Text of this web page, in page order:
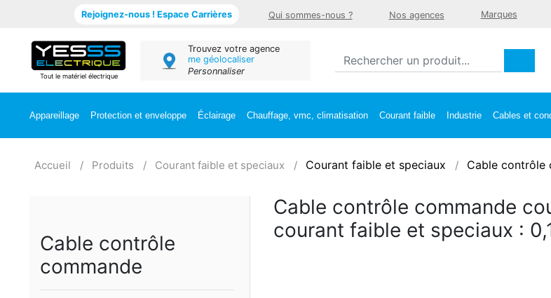
Rejoignez-nous ! Espace Carrières Qui sommes-nous ? Nos agences Marques
Tout le matériel électrique
Trouvez votre agence
me géolocaliser
Personnaliser
Appareillage Protection et enveloppe Éclairage Chauffage, vmc, climatisation Courant faible Industrie Cables et
Accueil Produits Courant faible et speciaux Courant faible et speciaux Cable contrôle
Cable contrôle
commande
Cable contrôle commande
courant faible et speciaux :